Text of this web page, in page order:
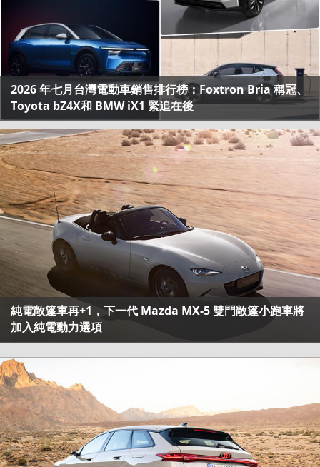
2026 年七月台灣電動車銷售排行榜：Foxtron Bria 稱冠、
Toyota bZ4X和 BMW iX1 緊追在後
純電敞篷車再+1，下一代 Mazda MX-5 雙門敞篷小跑車將
加入純電動力選項